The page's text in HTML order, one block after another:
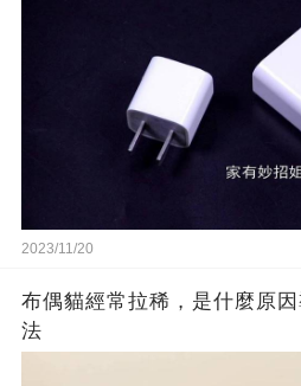
2023/11/20
布偶貓經常拉稀，是什麼原
法